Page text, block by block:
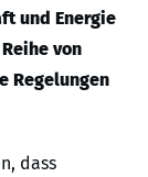
und Energie
von
Regelungen
dass